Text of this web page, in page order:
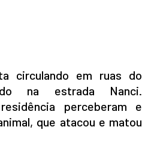
circulando em ruas do
na estrada Nanci.
perceberam e
que atacou e matou